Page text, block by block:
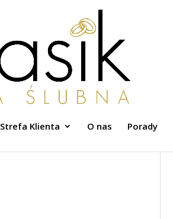
Strefa Klienta O nas Porady